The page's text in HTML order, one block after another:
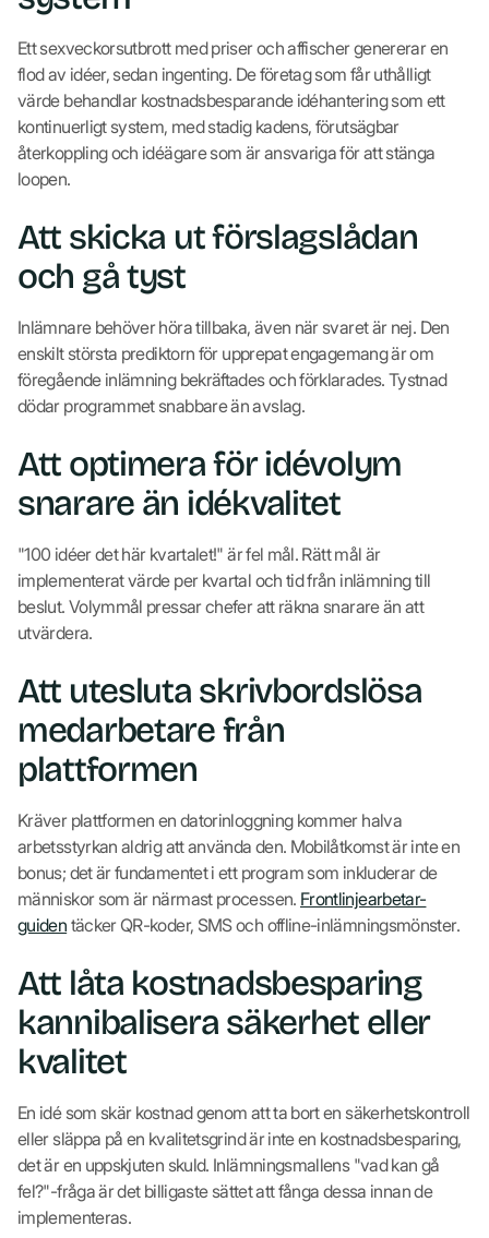
Ett sexveckorsutbrott med priser och affischer genererar en
flod av idéer, sedan ingenting. De företag som får uthålligt
värde behandlar kostnadsbesparande idéhantering som ett
kontinuerligt system, med stadig kadens, förutsägbar
återkoppling och idéägare som är ansvariga för att stänga
loopen.
Att skicka ut förslagslådan
och gå tyst
Inlämnare behöver höra tillbaka, även när svaret är nej. Den
enskilt största prediktorn för upprepat engagemang är om
föregående inlämning bekräftades och förklarades. Tystnad
dödar programmet snabbare än avslag.
Att optimera för idévolym
snarare än idékvalitet
"100 idéer det här kvartalet!" är fel mål. Rätt mål är
implementerat värde per kvartal och tid från inlämning till
beslut. Volymmål pressar chefer att räkna snarare än att
utvärdera.
Att utesluta skrivbordslösa
medarbetare från
plattformen
Kräver plattformen en datorinloggning kommer halva
arbetsstyrkan aldrig att använda den. Mobilåtkomst är inte en
bonus; det är fundamentet i ett program som inkluderar de
människor som är närmast processen. Frontlinjearbetar-
guiden täcker QR-koder, SMS och offline-inlämningsmönster.
Att låta kostnadsbesparing
kannibalisera säkerhet eller
kvalitet
En idé som skär kostnad genom att ta bort en säkerhetskontroll
eller släppa på en kvalitetsgrind är inte en kostnadsbesparing,
det är en uppskjuten skuld. Inlämningsmallens "vad kan gå
fel?"-fråga är det billigaste sättet att fånga dessa innan de
implementeras.